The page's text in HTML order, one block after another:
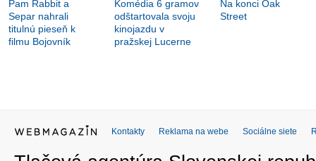
Pam Rabbit a
Separ nahrali
titulnú pieseň k
filmu Bojovník
Komédia 6 gramov
odštartovala svoju
kinojazdu v
pražskej Lucerne
Na konci Oak
Street
Kontakty Reklama na webe Sociálne siete